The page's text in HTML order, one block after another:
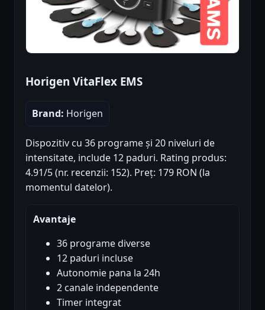
Horigen VitaFlex EMS
Brand: Horigen
Dispozitiv cu 36 programe și 20 niveluri de
intensitate, include 12 paduri. Rating produs:
4.91/5 (nr. recenzii: 152). Preț: 179 RON (la
momentul datelor).
Avantaje
36 programe diverse
12 paduri incluse
Autonomie pana la 24h
2 canale independente
Timer integrat